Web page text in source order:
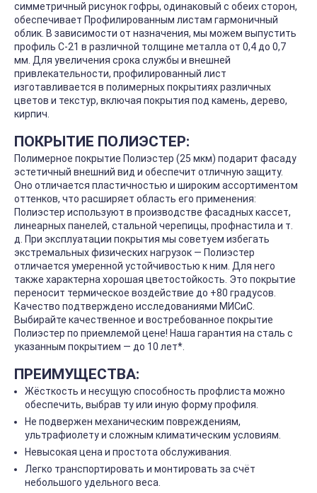
симметричный рисунок гофры, одинаковый с обеих сторон,
обеспечивает Профилированным листам гармоничный
облик. В зависимости от назначения, мы можем выпустить
профиль С-21 в различной толщине металла от 0,4 до 0,7
мм. Для увеличения срока службы и внешней
привлекательности, профилированный лист
изготавливается в полимерных покрытиях различных
цветов и текстур, включая покрытия под камень, дерево,
кирпич.
ПОКРЫТИЕ ПОЛИЭСТЕР:
Полимерное покрытие Полиэстер (25 мкм) подарит фасаду
эстетичный внешний вид и обеспечит отличную защиту.
Оно отличается пластичностью и широким ассортиментом
оттенков, что расширяет область его применения:
Полиэстер используют в производстве фасадных кассет,
линеарных панелей, стальной черепицы, профнастила и т.
д. При эксплуатации покрытия мы советуем избегать
экстремальных физических нагрузок — Полиэстер
отличается умеренной устойчивостью к ним. Для него
также характерна хорошая цветостойкость. Это покрытие
переносит термическое воздействие до +80 градусов.
Качество подтверждено исследованиями МИСиС.
Выбирайте качественное и востребованное покрытие
Полиэстер по приемлемой цене! Наша гарантия на сталь с
указанным покрытием — до 10 лет*.
ПРЕИМУЩЕСТВА:
Жёсткость и несущую способность профлиста можно
обеспечить, выбрав ту или иную форму профиля.
Не подвержен механическим повреждениям,
ультрафиолету и сложным климатическим условиям.
Невысокая цена и простота обслуживания.
Легко транспортировать и монтировать за счёт
небольшого удельного веса.